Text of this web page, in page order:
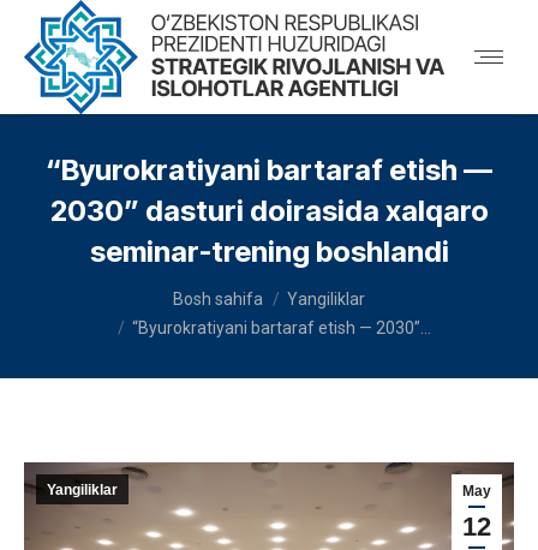
“Byurokratiyani bartaraf etish —
2030” dasturi doirasida xalqaro
seminar-trening boshlandi
Bosh sahifa
Yangiliklar
“Byurokratiyani bartaraf etish — 2030”…
May
12
Yangiliklar